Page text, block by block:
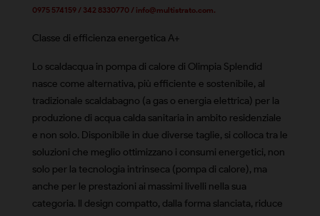
0975 574159 / 342 8330770 / info@multistrato.com.
Classe di efficienza energetica A+
Lo scaldacqua in pompa di calore di Olimpia Splendid
nasce come alternativa, più efficiente e sostenibile, al
tradizionale scaldabagno (a gas o energia elettrica) per la
produzione di acqua calda sanitaria in ambito residenziale
e non solo. Disponibile in due diverse taglie, si colloca tra le
soluzioni che meglio ottimizzano i consumi energetici, non
solo per la tecnologia intrinseca (pompa di calore), ma
anche per le prestazioni ai massimi livelli nella sua
categoria. Il design compatto, dalla forma slanciata, riduce